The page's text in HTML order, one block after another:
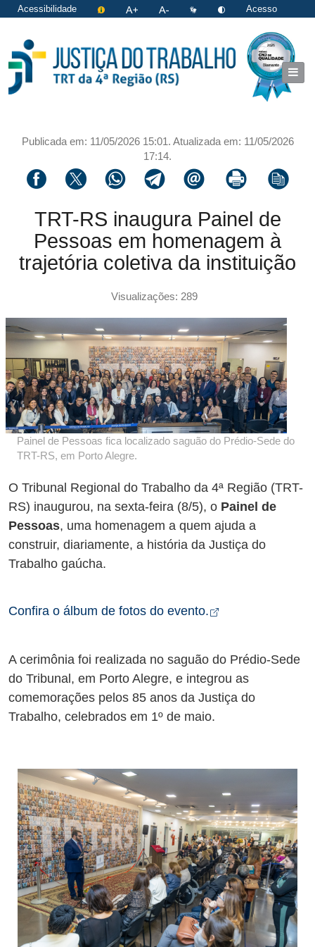
Acessibilidade
Acesso
Publicada em: 11/05/2026 15:01. Atualizada em: 11/05/2026
17:14.
Compartilhar via facebook
Compartilhar via twitter
Compartilhar via whatsapp
Compartilhar via telegram
Compartilhar via email
Imprimir a página
Copiar
TRT-RS inaugura Painel de
Pessoas em homenagem à
trajetória coletiva da instituição
Visualizações: 289
Painel de Pessoas fica localizado saguão do Prédio-Sede do
TRT-RS, em Porto Alegre.
O Tribunal Regional do Trabalho da 4ª Região (TRT-
RS) inaugurou, na sexta-feira (8/5), o Painel de
Pessoas, uma homenagem a quem ajuda a
construir, diariamente, a história da Justiça do
Trabalho gaúcha.
Confira o álbum de fotos do evento. Abre em nova
A cerimônia foi realizada no saguão do Prédio-Sede
do Tribunal, em Porto Alegre, e integrou as
comemorações pelos 85 anos da Justiça do
Trabalho, celebrados em 1º de maio.